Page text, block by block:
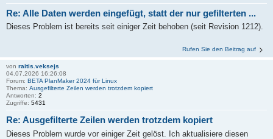
Re: Alle Daten werden eingefügt, statt der nur gefilterten ...
Dieses Problem ist bereits seit einiger Zeit behoben (seit Revision 1212).
Rufen Sie den Beitrag auf
von raitis.veksejs
04.07.2026 16:26:08
Forum: BETA PlanMaker 2024 für Linux
Thema: Ausgefilterte Zeilen werden trotzdem kopiert
Antworten: 2
Zugriffe: 5431
Re: Ausgefilterte Zeilen werden trotzdem kopiert
Dieses Problem wurde vor einiger Zeit gelöst. Ich aktualisiere diesen